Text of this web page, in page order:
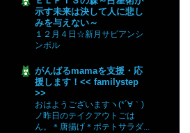
示す未来は決して人に悲し
みを与えない～
１２月４日☆新月サビアンシ
ンボル
がんばるmamaを支援・応
援します！<< familystep
>>
おはようございますヽ(*´∀｀)
ノ昨日のテイクアウトごは
ん。＊唐揚げ＊ポテトサラダ...